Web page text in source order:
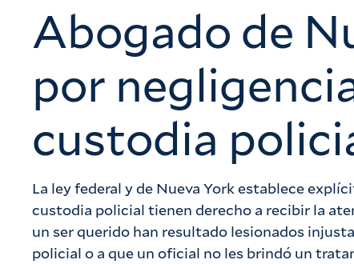
Abogado de
por
custodia
La ley federal y de Nueva York establece
custodia policial tienen derecho a recibir la
un ser querido han resultado lesionados
policial o a que un oficial no les brindó un